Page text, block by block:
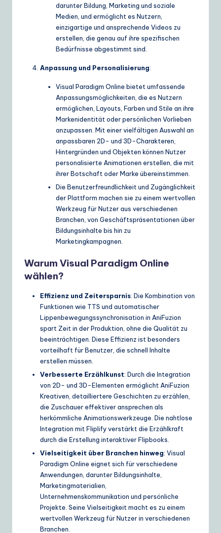
darunter Bildung, Marketing und soziale
Medien, und ermöglicht es Nutzern,
einzigartige und ansprechende Videos zu
erstellen, die genau auf ihre spezifischen
Bedürfnisse abgestimmt sind.
Anpassung und Personalisierung:
Visual Paradigm Online bietet umfassende
Anpassungsmöglichkeiten, die es Nutzern
ermöglichen, Layouts, Farben und Stile an ihre
Markenidentität oder persönlichen Vorlieben
anzupassen. Mit einer vielfältigen Auswahl an
anpassbaren 2D- und 3D-Charakteren,
Hintergründen und Objekten können Nutzer
personalisierte Animationen erstellen, die mit
ihrer Botschaft oder Marke übereinstimmen.
Die Benutzerfreundlichkeit und Zugänglichkeit
der Plattform machen sie zu einem wertvollen
Werkzeug für Nutzer aus verschiedenen
Branchen, von Geschäftspräsentationen über
Bildungsinhalte bis hin zu
Marketingkampagnen.
Warum Visual Paradigm Online
wählen?
Effizienz und Zeitersparnis: Die Kombination von
Funktionen wie TTS und automatischer
Lippenbewegungssynchronisation in AniFuzion
spart Zeit in der Produktion, ohne die Qualität zu
beeinträchtigen. Diese Effizienz ist besonders
vorteilhaft für Benutzer, die schnell Inhalte
erstellen müssen.
Verbesserte Erzählkunst: Durch die Integration
von 2D- und 3D-Elementen ermöglicht AniFuzion
Kreativen, detailliertere Geschichten zu erzählen,
die Zuschauer effektiver ansprechen als
herkömmliche Animationswerkzeuge. Die nahtlose
Integration mit Fliplify verstärkt die Erzählkraft
durch die Erstellung interaktiver Flipbooks.
Vielseitigkeit über Branchen hinweg: Visual
Paradigm Online eignet sich für verschiedene
Anwendungen, darunter Bildungsinhalte,
Marketingmaterialien,
Unternehmenskommunikation und persönliche
Projekte. Seine Vielseitigkeit macht es zu einem
wertvollen Werkzeug für Nutzer in verschiedenen
Branchen.